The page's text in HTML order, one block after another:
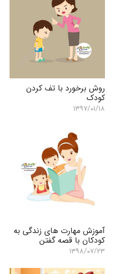
روش برخورد با تف کردن
کودک
۱۳۹۷/۰۱/۱۸
آموزش مهارت های زندگی به
کودکان با قصه گفتن
۱۳۹۸/۰۷/۲۳